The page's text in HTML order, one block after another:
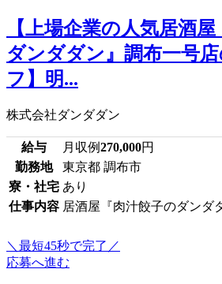
【上場企業の人気居酒
ダンダダン』調布一号
フ】明...
株式会社ダンダダン
給与 月収例270,000円
勤務地
東京都 調布市
寮・社宅 あり
仕事内容 居酒屋『肉汁餃子のダンダ
＼最短45秒で完了／
応募へ進む